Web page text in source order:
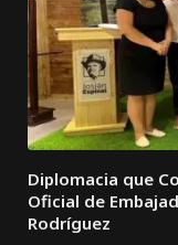
Diplomacia que
Oficial de
Rodríguez